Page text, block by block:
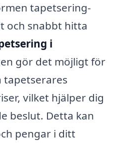
tapetsering-
och snabbt hitta
i
gör det möjligt för
tapetserares
vilket hjälper dig
beslut. Detta kan
pengar i ditt